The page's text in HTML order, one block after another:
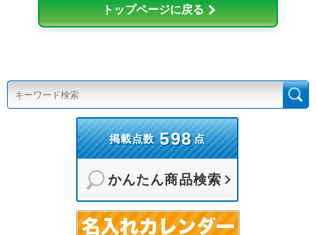
トップページに戻る
掲載点数 598点
かんたん商品検索